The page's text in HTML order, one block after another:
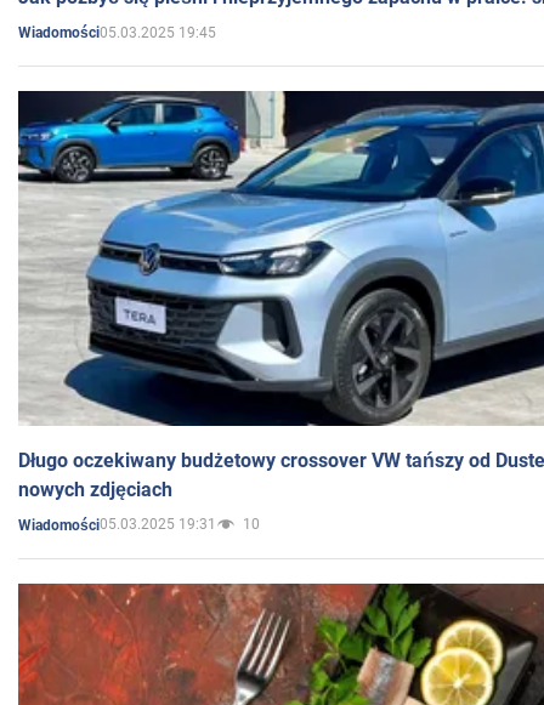
Wiadomości05.03.2025 19:45
Długo oczekiwany budżetowy crossover VW tańszy od
nowych zdjęciach
Wiadomości05.03.2025 19:31 10